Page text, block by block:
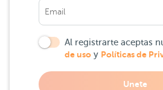
Al registrarte aceptas
de uso y Políticas de
Unete